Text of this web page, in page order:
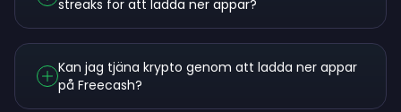
streaks för att ladda ner appar?
Kan jag tjäna krypto genom att ladda ner appar
på Freecash?